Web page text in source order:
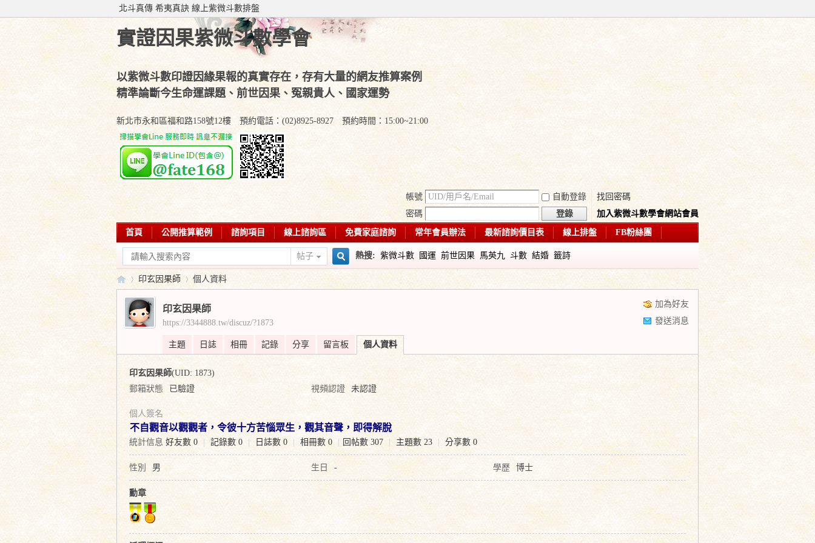
北斗真傳 希夷真訣 線上紫微斗數排盤
實證因果紫微斗數學會
以紫微斗數印證因緣果報的真實存在，存有大量的網友推算案例
精準論斷今生命運課題、前世因果、冤親貴人、國家運勢
新北市永和區福和路158號12樓 預約電話：(02)8925-8927 預約時間：15:00~21:00
帳號 自動登錄
找回密碼
密碼
登錄 加入紫微斗數學會網站會員
首頁 公開推算範例 諮詢項目 線上諮詢區 免費家庭諮詢 常年會員辦法 最新諮詢價目表 線上排盤 FB粉絲團
學會部落專欄 帖子 熱搜: 紫微斗數 國運 前世因果 馬英九 斗數 結婚 籤詩
實
證
›
印玄因果師 個人資料
加為好友
發送消息
印玄因果師
https://3344888.tw/discuz/?1873
主題 日誌 相冊 記錄 分享 留言板 個人資料
印玄因果師(UID: 1873)
郵箱狀態
已驗證 視頻認證 未認證
個人簽名
不自觀音以觀觀者，令彼十方苦惱眾生，觀其音聲，即得解脫
統計信息 好友數 0 記錄數 0 日誌數 0 相冊數 0 回帖數 307 主題數 23 分享數 0
性別 男 生日 - 學歷 博士
勳章